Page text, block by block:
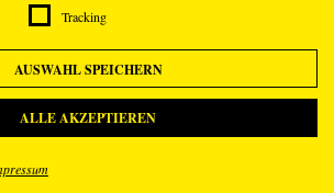
Tracking
AUSWAHL SPEICHERN
ALLE AKZEPTIEREN